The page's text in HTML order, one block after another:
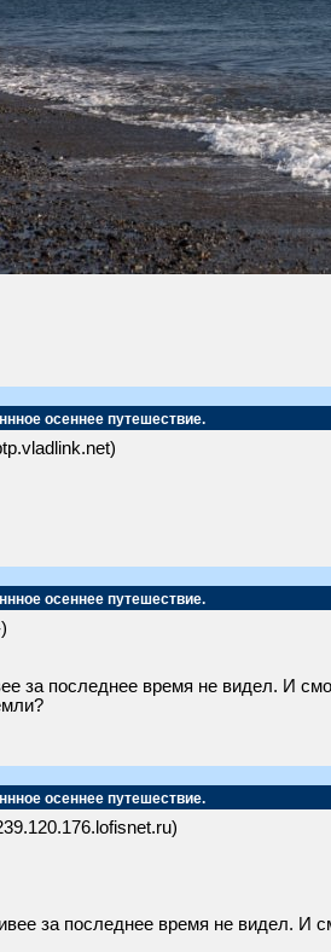
осеннее путешествие.
осеннее путешествие.
за последнее время не видел. И
осеннее путешествие.
за последнее время не видел. И